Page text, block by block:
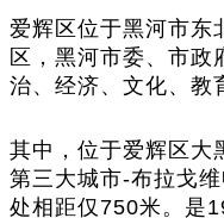
爱辉区位于黑河市东
区，黑河市委、市政
治、经济、文化、教
其中，位于爱辉区大
第三大城市-布拉戈
处相距仅750米。是